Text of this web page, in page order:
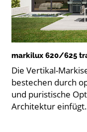
markilux 620/625
Die Vertikal-
bestechen durch
und puristische
Architektur einfügt.